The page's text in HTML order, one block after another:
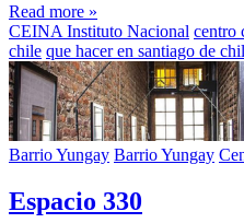
Read more »
CEINA Instituto Nacional centro
chile que hacer en santiago de
Barrio Yungay Barrio Yungay
Espacio 330